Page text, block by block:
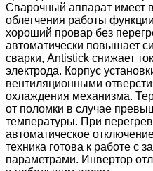
Сварочный аппарат имеет
облегчения работы
хороший провар без
автоматически повышает
сварки, Antistick снижает
электрода. Корпус
вентиляционными
охлаждения механизма.
от поломки в случае
температуры. При
автоматическое
техника готова к работе с
параметрами. Инвертор